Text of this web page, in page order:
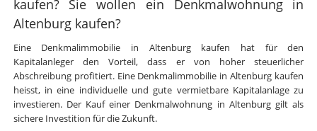
kaufen? Sie wollen ein Denkmalwohnung in
Altenburg kaufen?
Eine Denkmalimmobilie in Altenburg kaufen hat für den
Kapitalanleger den Vorteil, dass er von hoher steuerlicher
Abschreibung profitiert. Eine Denkmalimmobilie in Altenburg kaufen
heisst, in eine individuelle und gute vermietbare Kapitalanlage zu
investieren. Der Kauf einer Denkmalwohnung in Altenburg gilt als
sichere Investition für die Zukunft.